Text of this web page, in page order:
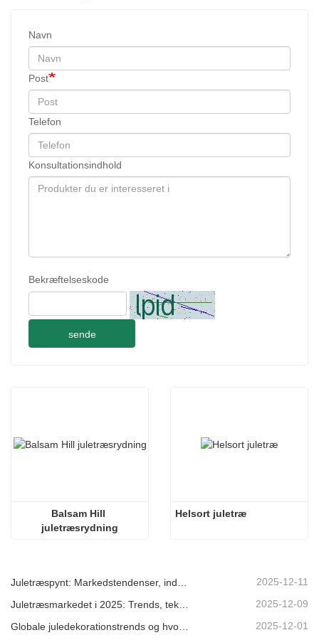
Navn
Post
Telefon
Konsultationsindhold
Bekræftelseskode
sende
Balsam Hill
juletræsrydning
Helsort juletræ
2025-12-11
2025-12-09
Globale juledekorationstrends og hvorfor Christmas Queen fortsat fører an på markedet 2025-12-01